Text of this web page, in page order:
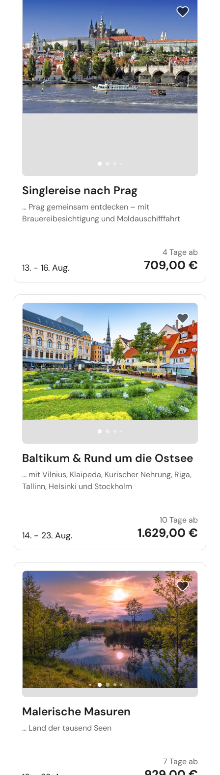
Reise auf
Singlereise nach Prag
… Prag gemeinsam entdecken – mit
Brauereibesichtigung und Moldauschifffahrt
13. - 16. Aug.
4 Tage ab
709,00 €
Reise auf
Baltikum & Rund um die Ostsee
... mit Vilnius, Klaipeda, Kurischer Nehrung, Riga,
Tallinn, Helsinki und Stockholm
14. - 23. Aug.
10 Tage ab
1.629,00 €
Reise auf
Malerische Masuren
… Land der tausend Seen
7 Tage ab